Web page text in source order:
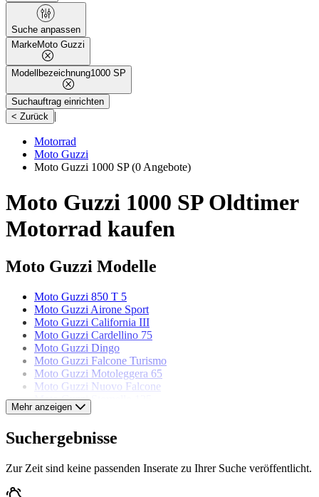
Suche anpassen
MarkeMoto Guzzi
Modellbezeichnung1000 SP
Suchauftrag einrichten
< Zurück |
Motorrad
Moto Guzzi
Moto Guzzi 1000 SP(0 Angebote)
Moto Guzzi 1000 SP Oldtimer
Motorrad kaufen
Moto Guzzi Modelle
Moto Guzzi 850 T 5
Moto Guzzi Airone Sport
Moto Guzzi California III
Moto Guzzi Cardellino 75
Moto Guzzi Dingo
Moto Guzzi Falcone Turismo
Moto Guzzi Motoleggera 65
Moto Guzzi Nuovo Falcone
Moto Guzzi Stornello 125
Moto Guzzi V 65 Lario
Moto Guzzi V7 Sport
Mehr anzeigen
Suchergebnisse
Zur Zeit sind keine passenden Inserate zu Ihrer Suche veröffentlicht.